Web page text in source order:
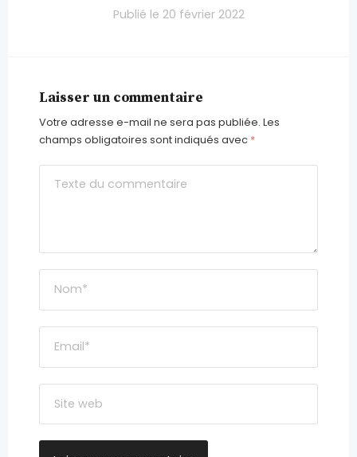
Publié le 20 février 2022
Laisser un commentaire
Votre adresse e-mail ne sera pas publiée. Les
champs obligatoires sont indiqués avec *